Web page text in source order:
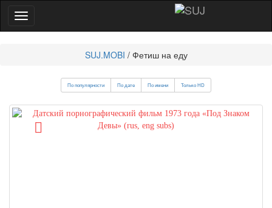
SUJ.MOBI / Фетиш на еду
По популярности По дате По имени Только HD